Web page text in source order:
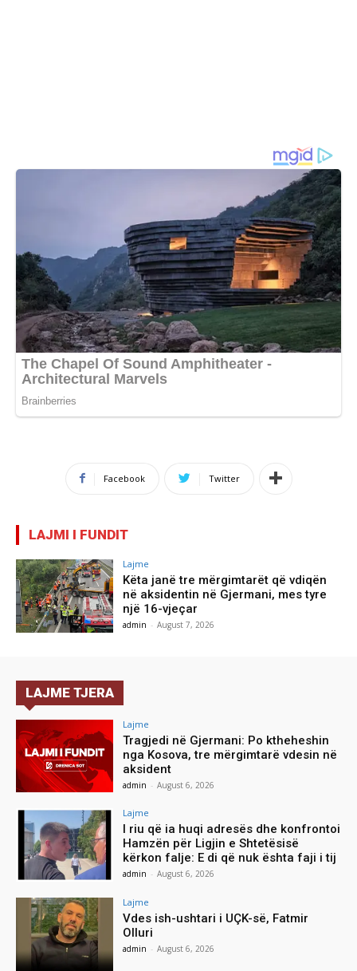
Facebook Twitter
LAJMI I FUNDIT
Lajme
Këta janë tre mërgimtarët që vdiqën
në aksidentin në Gjermani, mes tyre
një 16-vjeçar
admin - August 7, 2026
LAJME TJERA
Lajme
Tragjedi në Gjermani: Po ktheheshin
nga Kosova, tre mërgimtarë vdesin në
aksident
admin - August 6, 2026
Lajme
I riu që ia huqi adresës dhe konfrontoi
Hamzën për Ligjin e Shtetësisë
kërkon falje: E di që nuk ështa faji i tij
admin - August 6, 2026
Lajme
Vdes ish-ushtari i UÇK-së, Fatmir
Olluri
admin - August 6, 2026